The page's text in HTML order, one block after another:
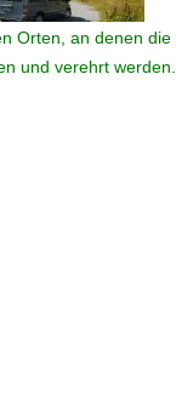
Orten, an denen die
und verehrt werden.